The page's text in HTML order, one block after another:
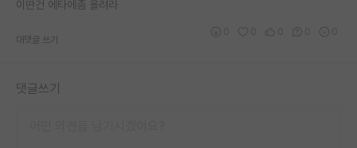
이딴건 에타에좀 올려라
대댓글 쓰기
댓글쓰기